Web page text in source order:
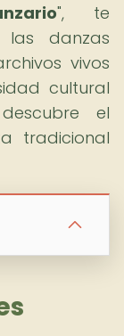
", te
danzas
vivos
cultural
el
tradicional